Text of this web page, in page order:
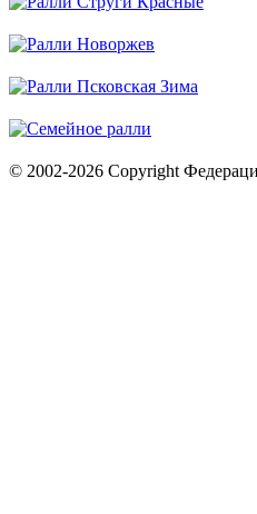
© 2002-2026 Copyright